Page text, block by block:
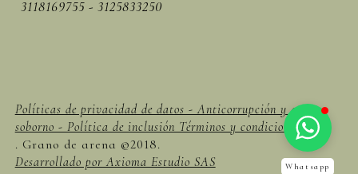
3118169755 - 3125833250
Políticas de privacidad de datos - Anticorrupción y anti
soborno - Política de inclusión Términos y condiciones -
. Grano de arena ©2018.
Desarrollado por Axioma Estudio SAS
Whatsapp